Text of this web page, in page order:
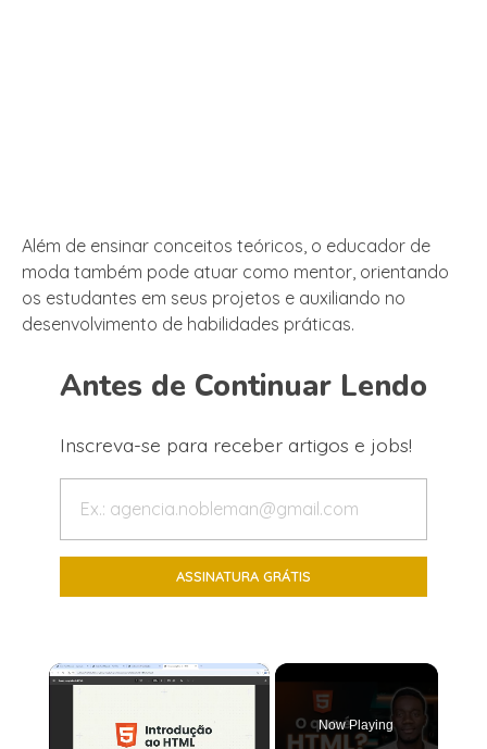
Além de ensinar conceitos teóricos, o educador de
moda também pode atuar como mentor, orientando
os estudantes em seus projetos e auxiliando no
desenvolvimento de habilidades práticas.
Antes de Continuar Lendo
Inscreva-se para receber artigos e jobs!
×
Now Playing